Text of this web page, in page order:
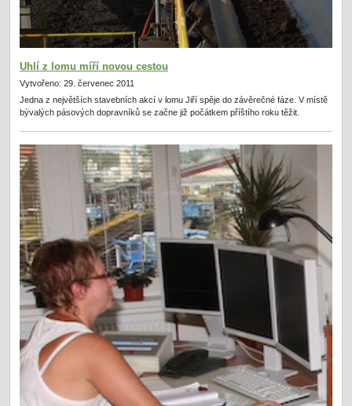
Uhlí z lomu míří novou cestou
Vytvořeno: 29. červenec 2011
Jedna z největších stavebních akcí v lomu Jiří spěje do závěrečné fáze. V místě
bývalých pásových dopravníků se začne již počátkem příštího roku těžit.